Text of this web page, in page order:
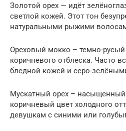
Золотой орех — идёт
светлой кожей. Этот тон
натуральными рыжими
Ореховый мокко – темно-русый
коричневого отблеска. Часто
бледной кожей и серо-
Мускатный орех –
коричневый цвет холодного
девушкам с синими или